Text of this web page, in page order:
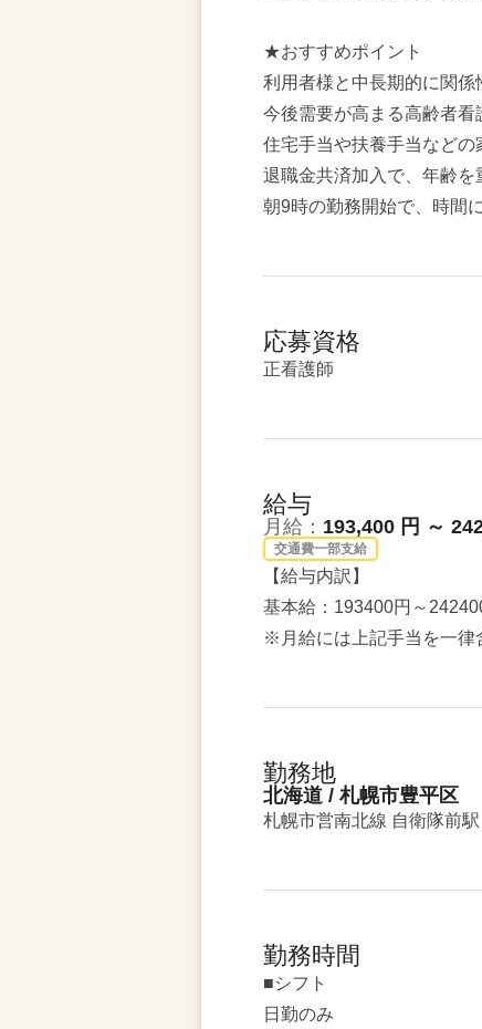
★おすすめポイント
利用者様と中長期的に関係
今後需要が高まる高齢者看
住宅手当や扶養手当などの
退職金共済加入で、年齢を
朝9時の勤務開始で、時間
応募資格
正看護師
給与
月給： 193,400 円 ～
交通費一部支給
【給与内訳】
基本給：193400円～
※月給には上記手当を一律
勤務地
北海道 / 札幌市豊平区
札幌市営南北線 自衛隊前駅
勤務時間
■シフト
日勤のみ